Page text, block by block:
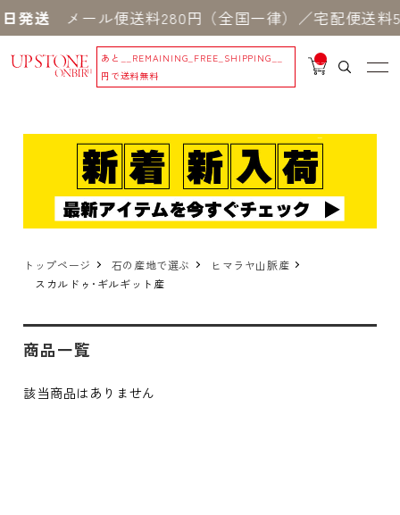
発送メール便送料280円（全国一律）／宅配便送料
あと
__REMAINING_FREE_SHIPPING__
円で送料無料
__
IT
_
トップページ 石の産地で選ぶ
ヒマラヤ山脈産
スカルドゥ･ギルギット産
商品一覧
該当商品はありません